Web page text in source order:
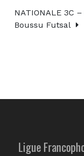
NATIONALE 3C
Boussu Futsal
Ligue